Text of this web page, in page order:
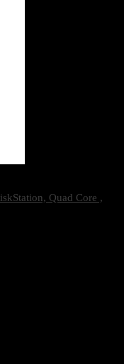
Quad Core ,